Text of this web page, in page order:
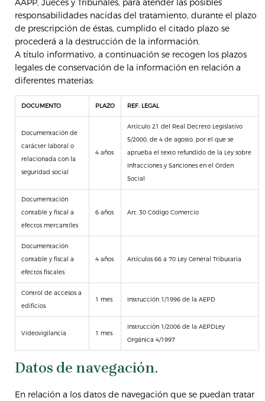
AAPP, Jueces y Tribunales, para atender las posibles
responsabilidades nacidas del tratamiento, durante el plazo
de prescripción de éstas, cumplido el citado plazo se
procederá a la destrucción de la información.
A título informativo, a continuación se recogen los plazos
legales de conservación de la información en relación a
diferentes materias:
DOCUMENTO PLAZO REF. LEGAL
Documentación de
carácter laboral o
relacionada con la
seguridad social
4 años
Artículo 21 del Real Decreto Legislativo
5/2000, de 4 de agosto, por el que se
aprueba el texto refundido de la Ley sobre
Infracciones y Sanciones en el Orden
Social
Documentación
contable y fiscal a
efectos mercantiles
6 años Art. 30 Código Comercio
Documentación
contable y fiscal a
efectos fiscales
4 años Artículos 66 a 70 Ley General Tributaria
Control de accesos a
edificios
1 mes Instrucción 1/1996 de la AEPD
Videovigilancia 1 mes
Instrucción 1/2006 de la AEPDLey
Orgánica 4/1997
Datos de navegación.
En relación a los datos de navegación que se puedan tratar